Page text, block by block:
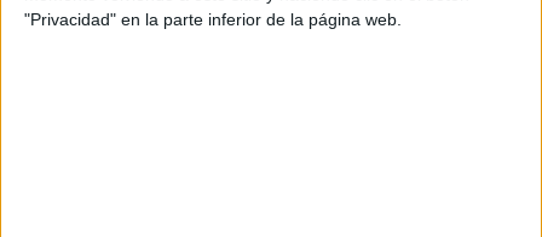
"Privacidad" en la parte inferior de la página web.
Buscar